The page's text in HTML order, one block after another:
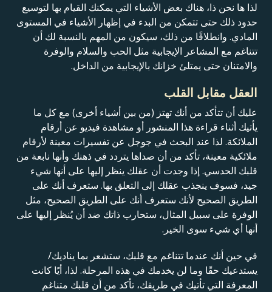
لذا ها نحن ذا، هناك بعض الأشياء التي يمكنك القيام بها لتوسيع
حدود ذلك حتى تتمكن من البدء في إظهار الأشياء في المستوى
المادي. وانطلاقًا من ذلك، سيكون من المهم بالنسبة لك أن
تتناغم مع المشاعر الإيجابية مثل الحب والسلام والوفرة
والامتنان حتى يمتلئ خزانك بالإيجابية من الداخل.
العقل مقابل القلب
عليك أن تتأكد من أنك تهتز (من بين أشياء أخرى) مع كل ما
يأتيك أثناء قراءة هذا المنشور أو مشاهدة فيديو عن أرقام
الملائكة. لذا عند البحث في جوجل عن تفسيرات معينة لأرقام
ملائكية معينة، تأكد من أن صداها يتردد في ذهنك وأنها نابعة من
قلبك الحدسي. إذا وجدت أن عقلك ينظر إليها على أنها شيء
جيد، فسوف ينجذب عقلك إلى التعلق بها. ستعرف أنك على
الطريق الصحيح لأنك ستعرف أنك على الطريق الصحيح، مثل
الوفرة على سبيل المثال، ستحارب ذاتك ضد أن يُنظر إليها على
أنها أي شيء سوى الخير.
في حين أنك عندما تتناغم مع قلبك، ستشعر بما يناديك/
يستدعيك حقًا وما لن يخدمك في هذه المرحلة. لذا، أيًا كانت
المعرفة التي تأتيك في طريقك، تأكد من أن قلبك متناغم